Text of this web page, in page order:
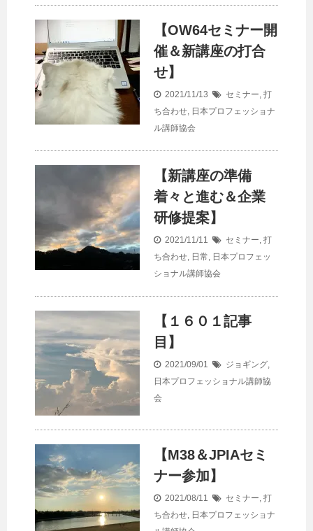
【OW64セミナー開
催＆新講座の打合
せ】
2021/11/13 セミナー, 打
ち合わせ, 日本プロフェッショナ
ル講師協会
【新講座の準備
着々と進む＆企業
研修提案】
2021/11/11 セミナー, 打
ち合わせ, 日常, 日本プロフェッ
ショナル講師協会
【１６０１記事
目】
2021/09/01 ジョギング,
日本プロフェッショナル講師協
会
【M38＆JPIAセミ
ナー参加】
2021/08/11 セミナー, 打
ち合わせ, 日本プロフェッショナ